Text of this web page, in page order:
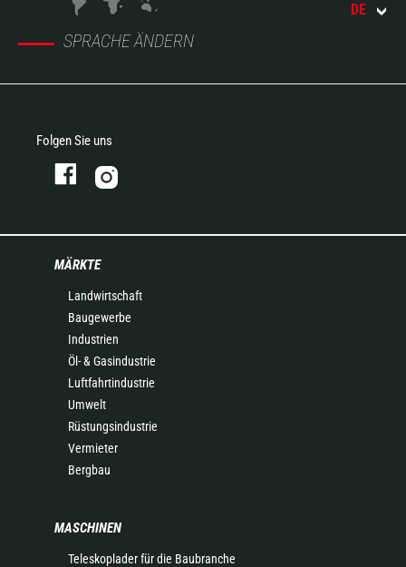
SPRACHE ÄNDERN
DE
Folgen Sie uns
MÄRKTE
Landwirtschaft
Baugewerbe
Industrien
Öl- & Gasindustrie
Luftfahrtindustrie
Umwelt
Rüstungsindustrie
Vermieter
Bergbau
MASCHINEN
Teleskoplader für die Baubranche